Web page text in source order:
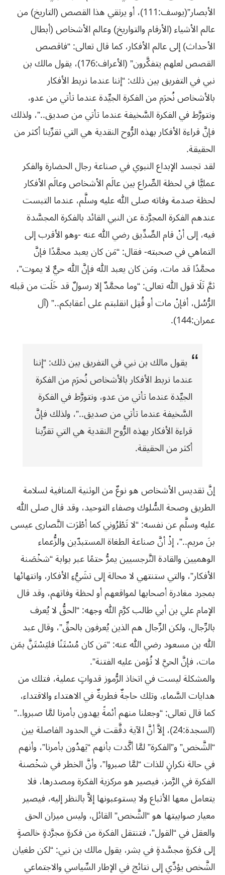
الأبصار”(يوسف:111)، أو يرتقي هذا القصص (التاريخ) من
عالم الأشياء (الأرقام والتواريخ) وعالم الأشخاص (أبطال
الأحداث) إلى عالم الأفكار، كما قال تعالى: “فاقصص
القصص لعلهم يتفكَّرون” (الأعراف:176)، يقول مالك بن
نبي في التفريق بين ذلك: “إننا عندما نربط الأفكار
بالأشخاص نُحرَم من الفكرة الجيِّدة عندما تأتي من عدو،
ونتورَّط في الفكرة السَّخيفة عندما تأتي من صديق..”، ولذلك
فإنَّ قراءة الأفكار بهذه الرُّوح النقدية هي التي تقرِّبنا أكثر من
الحقيقة.
لقد تجسد الإبداع النبوي في صناعة رجال الحضارة والفكر
عمليًّا في لحظة الصِّراع بين عالَم الأشخاص وعالَم الأفكار
لحظة صدمة وفاته صلى الله عليه وسلَّم، عندما التبست
عندهم الفكرة المجرَّدة عن النبي القائد بالفكرة المجسَّدة
فيه، إلى أنْ قام الصِّدِّيق رضي الله عنه -وهو الأقرب إلى
التماهي في صحبته- فقال: “مَن كان يعبد محمَّدًا فإنَّ
محمَّدًا قد مات، ومَن كان يعبد الله فإنَّ الله حيٌّ لا يموت”،
ثمَّ تَلَا قول الله تعالى: “وما محمَّدٌ إلا رسولٌ قد خَلَت من قبله
الرُّسُل، أفإنْ مات أو قُتِل انقلبتم على أعقابكم..” (آل
عمران:144).
يقول مالك بن نبي في التفريق بين ذلك: “إننا
عندما نربط الأفكار بالأشخاص نُحرَم من الفكرة
الجيِّدة عندما تأتي من عدو، ونتورَّط في الفكرة
السَّخيفة عندما تأتي من صديق..”، ولذلك فإنَّ
قراءة الأفكار بهذه الرُّوح النقدية هي التي تقرِّبنا
أكثر من الحقيقة.
إنَّ تقديس الأشخاص هو نوعٌ من الوثنية المنافية لسلامة
الطريق وصحة السُّلوك وصفاء التوحيد، وقد قال صلى الله
عليه وسلَّم عن نفسه: “لا تَطْرُوني كما أطْرَت النَّصارى عيسى
بنَ مريم..”، إذْ أنَّ صناعة الطغاة المستبدّين والزُّعماء
الوهميين والقادة النَّرجسيين يمرُّ حتمًا عبر بوابة “شخْصَنة
الأفكار”، والتي ستنتهي لا محالة إلى تشَيُّءِ الأفكار، وانتهائها
بمجرد مغادرة أصحابها لمواقعهم أو لحظة وفاتهم، وقد قال
الإمام علي بن أبي طالب كرَّم الله وجهه: “الحقُّ لا يُعرف
بالرِّجال، ولكن الرِّجال هم الذين يُعرفون بالحقِّ”، وقال عبد
الله بن مسعود رضي الله عنه: “مَن كان مُسْتَنًا فليَسْتَنَّ بمَن
مات، فإنَّ الحيَّ لا تُؤمن عليه الفتنة”.
والمشكلة ليست في اتخاذ الرُّموز قدواتٍ عملية، فتلك من
هدايات السَّماء، وتلك حاجةٌ فطريةٌ في الاهتداء والاقتداء،
كما قال تعالى: “وجعلنا منهم أئمةً يهدون بأمرنا لمَّا صبروا..”
(السجدة:24)، إلاَّ أنَّ الآية دقَّقت في الحدود الفاصلة بين
“الشَّخص” و”الفكرة” لمَّا أكَّدت بأنهم “يَهدُون بأمرنا”، وأنهم
في حالة نكرانٍ للذات “لمَّا صبروا”، وأنَّ الخطر في شخْصنة
الفكرة في الرَّمز، فيصير هو مركزية الفكرة ومصدرها، فلا
يتعامل معها الأتباع ولا يستوعبونها إلاَّ بالنظر إليه، فيصير
معيار صوابيتها هو “الشَّخص” القائل، وليس ميزان الحق
والعقل في “القول”، فتنتقل الفكرة من فكرةٍ مجرَّدةٍ خالصةٍ
إلى فكرةٍ مجسَّدةٍ في بشر، يقول مالك بن نبي: “لكن طغيان
الشَّخص يؤدِّي إلى نتائج في الإطار السِّياسي والاجتماعي